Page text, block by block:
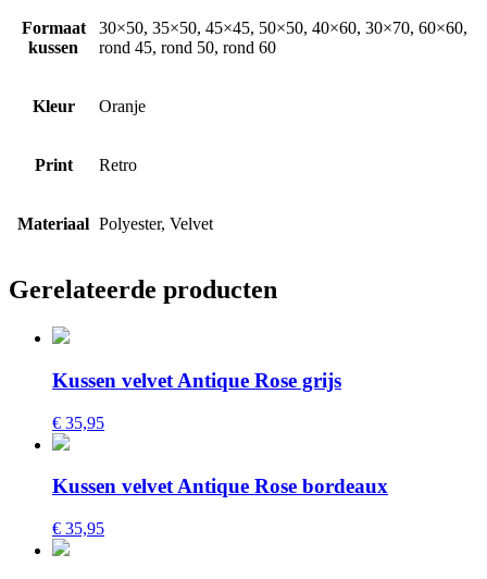
Formaat
kussen
30×50, 35×50, 45×45, 50×50, 40×60, 30×70, 60×60,
rond 45, rond 50, rond 60
Kleur Oranje
Print Retro
Materiaal Polyester, Velvet
Gerelateerde producten
Kussen velvet Antique Rose grijs
€ 35,95
Kussen velvet Antique Rose bordeaux
€ 35,95